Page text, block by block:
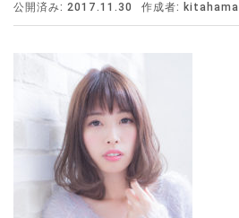
公開済み: 2017.11.30 作成者: kitahama